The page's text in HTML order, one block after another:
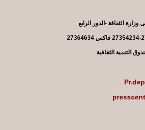
الثقافة -الدور الرابع
التنمية الثقافية